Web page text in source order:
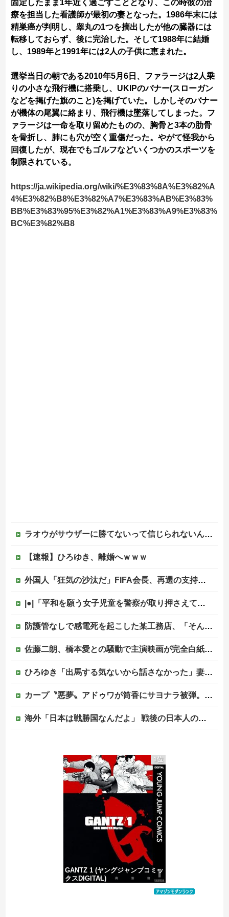
固定したまま1年近く過ごすこととなり、この時彼の治
療を担当した看護師が最初の妻となった。1986年末には
精巣癌が判明し、睾丸の1つを摘出したが他の臓器には
転移しておらず、後に完治した。そして1988年に結婚
し、1989年と1991年には2人の子供に恵まれた。
選挙当日の朝である2010年5月6日、ファラージは2人乗
りの小さな飛行機に搭乗し、UKIPのバナー(スローガン
などを掲げた旗のこと)を掲げていた。しかしそのバナー
が機体の尾翼に絡まり、飛行機は墜落してしまった。フ
ァラージは一命を取り留めたものの、胸骨と3本の肋骨
を骨折し、肺にも穴が空く重傷だった。やがて怪我から
回復したが、現在でもゴルフなどいくつかのスポーツを
制限されている。
https://ja.wikipedia.org/wiki/%E3%83%8A%E3%82%A
4%E3%82%B8%E3%82%A7%E3%83%AB%E3%83%
BB%E3%83%95%E3%82%A1%E3%83%A9%E3%83%
BC%E3%82%B8
ラオウがサウザーに勝てないって信じられないんだが…
【速報】ひろゆき、離婚へｗｗｗ
外国人「狂気の沙汰だ」FIFA会長、再選の支持見返りにモロッコへ2030年W杯決勝の開催を打診か！海外から批判殺到！【海外の反応】
|●|「平和を願う女子児童を警察が取り押さえて移動させた」と市民団体が告発、「児童……どこ？」とガチで困惑する人が続出
防護管なしで感電死を起こした某工務店、「そんな危険な現場お断りしますわ!と断って正解やったわ」と業者が業界事情を告白
佐藤二朗、橋本愛との騒動で主演映画が完全白紙へｗｗｗｗｗ
ひろゆき「出馬する気ないから話さなかった」妻「それでも不誠実だろ」→離婚協議へｗｗｗｗｗ
カープ〝悪夢〟アドゥワが筒香にサヨナラ被弾。坂倉11号！斉藤優5回2失点！辻遠藤ら0封も高が同点被弾。4連敗で今季ワースト借金17【広島3-4xDeNA/試合結果】他
海外「日本は戦勝国なんだよ」 戦後の日本人の特別な生き様に各国から称賛の声
【閲覧注意】メキシコのインフルエンサー「今日は友達と配達員のアルバイトを体験してみるよ！！」←結果・・・
PTA会長「PTA参加拒否した親へ最終警告。こうなってもいい？」
中国の海水浴場の映像があまりにも・・・
1位
GANTZ 1 (ヤングジャンプコミッ
クスDIGITAL)
価格：¥100